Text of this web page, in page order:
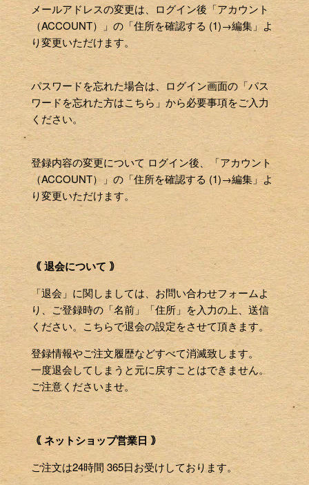
メールアドレスの変更は、ログイン後「アカウント
（ACCOUNT）」の「住所を確認する (1)→編集」よ
り変更いただけます。
パスワードを忘れた場合は、ログイン画面の「パス
ワードを忘れた方はこちら」から必要事項をご入力
ください。
登録内容の変更について ログイン後、「アカウント
（ACCOUNT）」の「住所を確認する (1)→編集」よ
り変更いただけます。
｟ 退会について ｠
「退会」に関しましては、お問い合わせフォームよ
り、ご登録時の「名前」「住所」を入力の上、送信
ください。こちらで退会の設定をさせて頂きます。
登録情報やご注文履歴などすべて消滅致します。
一度退会してしまうと元に戻すことはできません。
ご注意くださいませ。
｟ ネットショップ営業日 ｠
ご注文は24時間 365日お受けしております。